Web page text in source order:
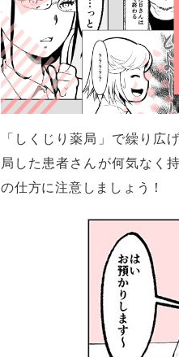
「しくじり薬局」で繰り広
局した患者さんが何気なく
の仕方に注意しましょう！